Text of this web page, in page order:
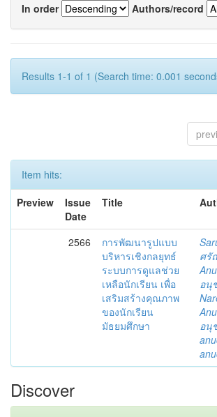
In order
Authors/record
Results 1-1 of 1 (Search time: 0.001
Item hits:
Preview
Issue
Date
Title
2566
การพัฒนารูปแบบ
บริหารเชิงกลยุทธ์
ระบบการดูแลช่วย
เหลือนักเรียน เพื่อ
เสริมสร้างคุณภาพ
ของนักเรียน
มัธยมศึกษา
ศรั
อนุ
อนุ
Discover